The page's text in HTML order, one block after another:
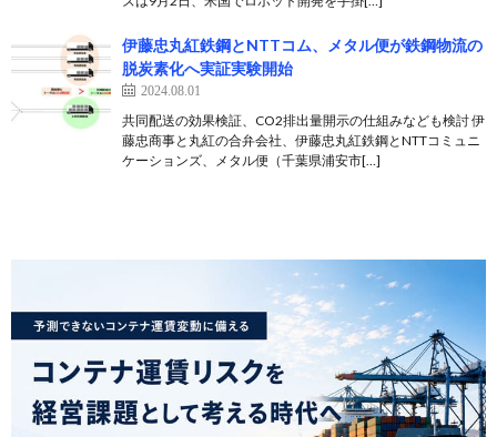
伊藤忠丸紅鉄鋼とNTTコム、メタル便が鉄鋼物流の
脱炭素化へ実証実験開始
2024.08.01
共同配送の効果検証、CO2排出量開示の仕組みなども検討 伊
藤忠商事と丸紅の合弁会社、伊藤忠丸紅鉄鋼とNTTコミュニ
ケーションズ、メタル便（千葉県浦安市[…]